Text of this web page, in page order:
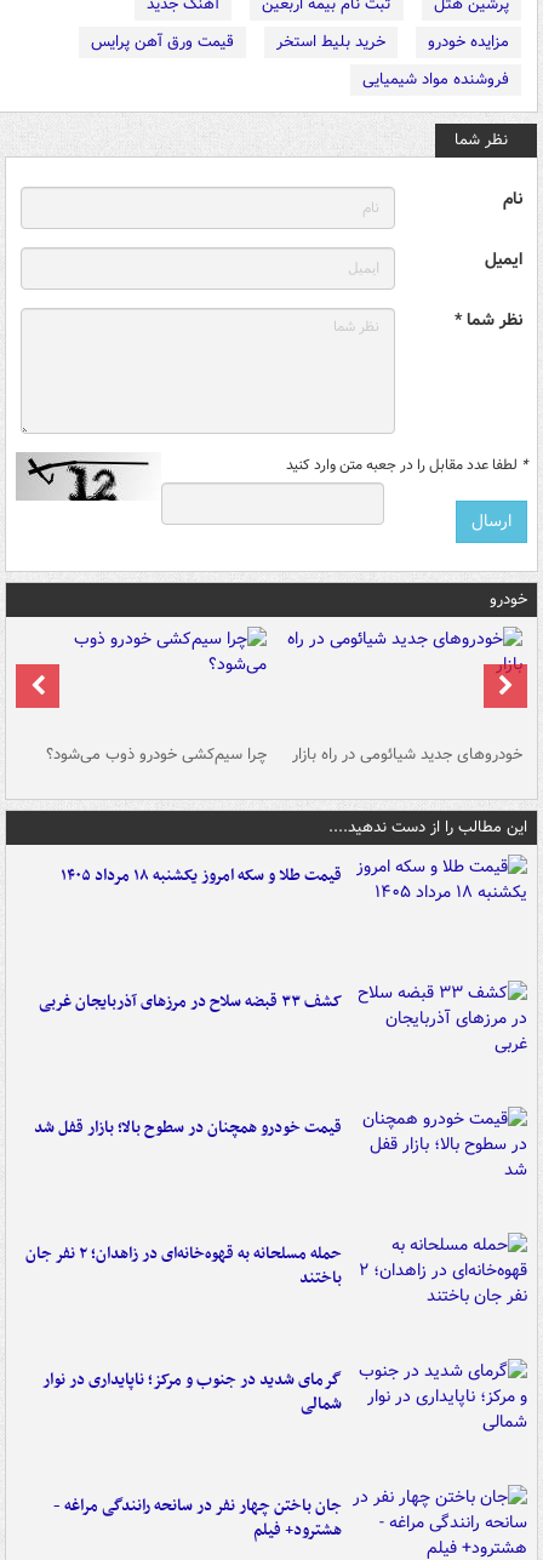
مزایده خودرو
خرید بلیط استخر
قیمت ورق آهن پرایس
فروشنده مواد شیمیایی
نظر شما
نام
ایمیل
نظر شما *
* لطفا عدد مقابل را در جعبه متن وارد کنید
خودرو
خودروهای جدید شیائومی در راه بازار چرا سیم‌کشی خودرو ذوب می‌شود؟
این مطالب را از دست ندهید....
قیمت طلا و سکه امروز یکشنبه ۱۸ مرداد ۱۴۰۵
کشف ۳۳ قبضه سلاح در مرزهای آذربایجان غربی
قیمت خودرو همچنان در سطوح بالا؛ بازار قفل شد
حمله مسلحانه به قهوه‌خانه‌ای در زاهدان؛ ۲ نفر جان
باختند
گرمای شدید در جنوب و مرکز؛ ناپایداری در نوار
شمالی
جان باختن چهار نفر در سانحه رانندگی مراغه -
هشترود+ فیلم